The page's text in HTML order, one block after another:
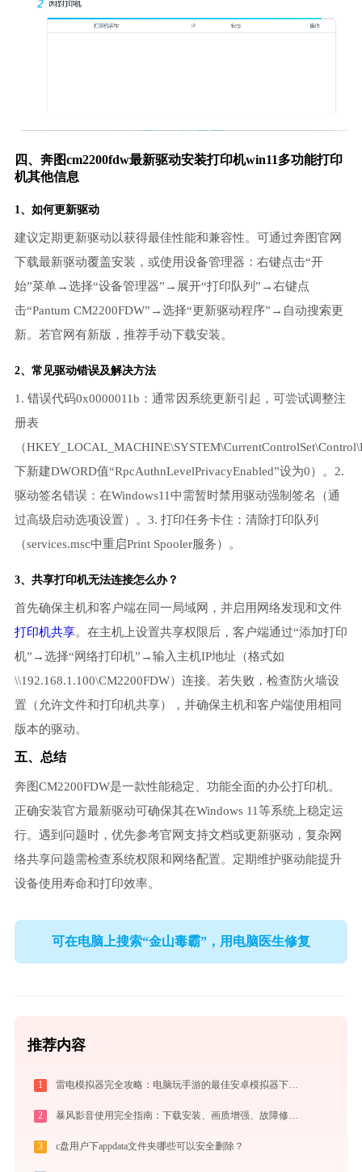
四、奔图cm2200fdw最新驱动安装打印机win11多功能打印
机其他信息
1、如何更新驱动
建议定期更新驱动以获得最佳性能和兼容性。可通过奔图官网
下载最新驱动覆盖安装，或使用设备管理器：右键点击“开
始”菜单→选择“设备管理器”→展开“打印队列”→右键点
击“Pantum CM2200FDW”→选择“更新驱动程序”→自动搜索更
新。若官网有新版，推荐手动下载安装。
2、常见驱动错误及解决方法
1. 错误代码0x0000011b：通常因系统更新引起，可尝试调整注
册表
（
下新建DWORD值“RpcAuthnLevelPrivacyEnabled”设为0）。2.
驱动签名错误：在Windows11中需暂时禁用驱动强制签名（通
过高级启动选项设置）。3. 打印任务卡住：清除打印队列
（services.msc中重启Print Spooler服务）。
3、共享打印机无法连接怎么办？
首先确保主机和客户端在同一局域网，并启用网络发现和文件
打印机共享。在主机上设置共享权限后，客户端通过“添加打印
机”→选择“网络打印机”→输入主机IP地址（格式如
\\192.168.1.100\CM2200FDW）连接。若失败，检查防火墙设
置（允许文件和打印机共享），并确保主机和客户端使用相同
版本的驱动。
五、总结
奔图CM2200FDW是一款性能稳定、功能全面的办公打印机。
正确安装官方最新驱动可确保其在Windows 11等系统上稳定运
行。遇到问题时，优先参考官网支持文档或更新驱动，复杂网
络共享问题需检查系统权限和网络配置。定期维护驱动能提升
设备使用寿命和打印效率。
可在电脑上搜索“金山毒霸”，用电脑医生修复
推荐内容
1 雷电模拟器完全攻略：电脑玩手游的最佳安卓模拟器下载安装与优化配置指南
2 暴风影音使用完全指南：下载安装、画质增强、故障修复与播放器对比
3 c盘用户下appdata文件夹哪些可以安全删除？